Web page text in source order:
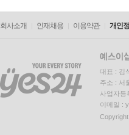
회사소개 인재채용 이용약관 개인
대표 : 김
주소 : 서
사업자
이메일 :